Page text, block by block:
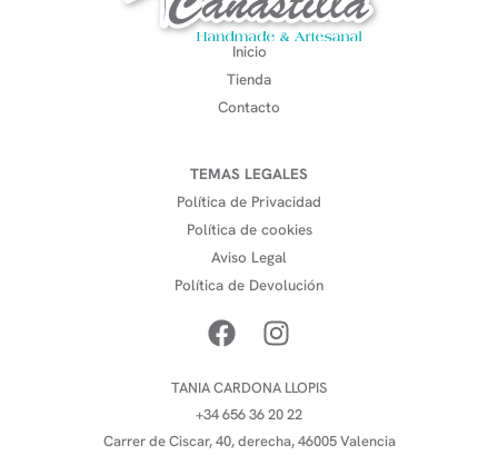
Inicio
Tienda
Contacto
TEMAS LEGALES
Política de Privacidad
Política de cookies
Aviso Legal
Política de Devolución
TANIA CARDONA LLOPIS
+34 656 36 20 22
Carrer de Ciscar, 40, derecha, 46005 Valencia